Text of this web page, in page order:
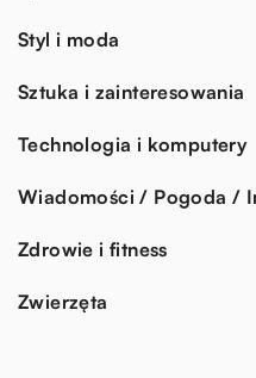
Styl i moda
Sztuka i zainteresowania
Technologia i komputery
Wiadomości / Pogoda /
Zdrowie i fitness
Zwierzęta